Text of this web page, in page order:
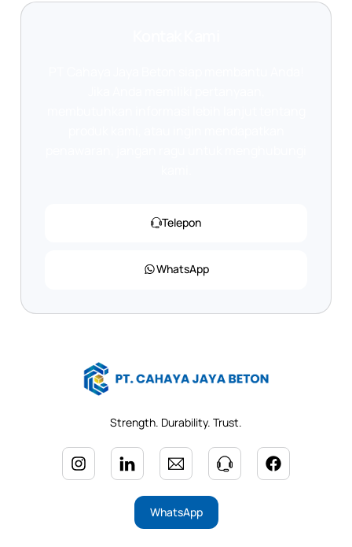
Telepon
WhatsApp
Strength. Durability. Trust.
WhatsApp